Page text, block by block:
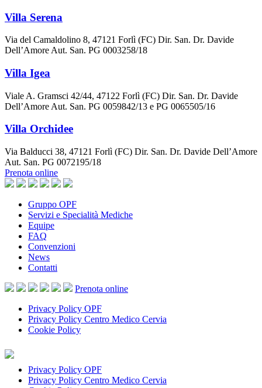
Villa Serena
Via del Camaldolino 8, 47121 Forlì (FC) Dir. San. Dr. Davide
Dell’Amore Aut. San. PG 0003258/18
Villa Igea
Viale A. Gramsci 42/44, 47122 Forlì (FC) Dir. San. Dr. Davide
Dell’Amore Aut. San. PG 0059842/13 e PG 0065505/16
Villa Orchidee
Via Balducci 38, 47121 Forlì (FC) Dir. San. Dr. Davide Dell’Amore
Aut. San. PG 0072195/18
Prenota online
Gruppo OPF
Servizi e Specialità Mediche
Equipe
FAQ
Convenzioni
News
Contatti
Prenota online
Privacy Policy OPF
Privacy Policy Centro Medico Cervia
Cookie Policy
Privacy Policy OPF
Privacy Policy Centro Medico Cervia